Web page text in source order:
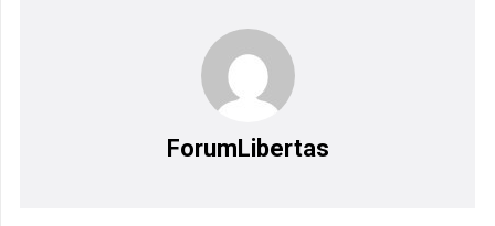
ForumLibertas